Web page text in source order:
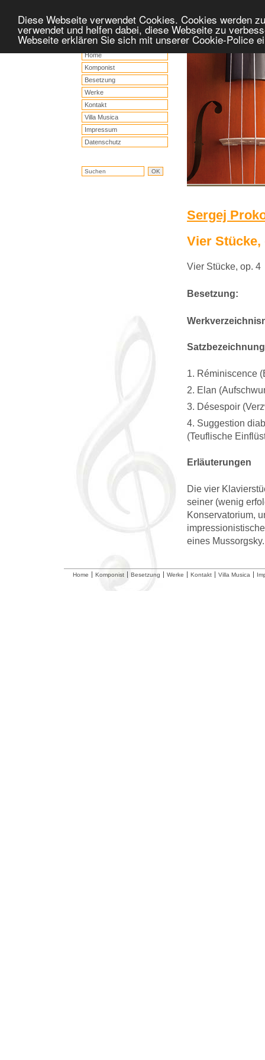
Diese Webseite verwendet Cookies. Cookies werden
verwendet und helfen dabei, diese Webseite zu
Webseite erklären Sie sich mit unserer Cookie-Police
Home
Komponist
Besetzung
Werke
Kontakt
Villa Musica
Impressum
Datenschutz
Sergej
Vier Stücke,
Vier Stücke, op. 4
Besetzung:
1. Réminiscence
2. Elan
3. Désespoir
4. Suggestion
(Teuflische
Erläuterungen
Die vier
seiner (wenig
Konservatorium,
eines Mussorgsky.
Home Komponist Besetzung Werke Kontakt Villa Musica